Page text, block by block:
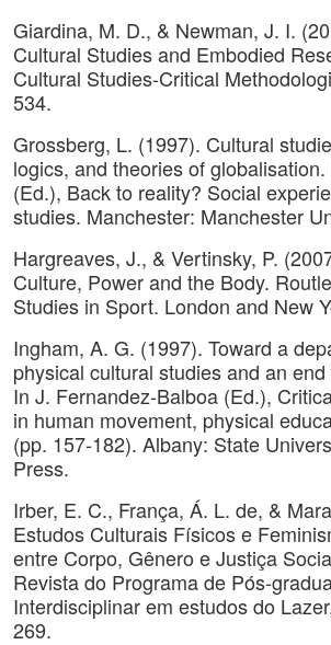
Giardina, M. D., & Newman, J. I.
Cultural Studies and Embodied
Cultural Studies-Critical
534.
Grossberg, L. (1997). Cultural
logics, and theories of
(Ed.), Back to reality? Social
studies. Manchester: Manchester
Hargreaves, J., & Vertinsky, P.
Culture, Power and the Body.
Studies in Sport. London and New
Ingham, A. G. (1997). Toward a
physical cultural studies and an
In J. Fernandez-Balboa (Ed.),
in human movement, physical
(pp. 157-182). Albany: State
Press.
Irber, E. C., França, Á. L. de, &
Estudos Culturais Físicos e
entre Corpo, Gênero e Justiça
Revista do Programa de Pós-
Interdisciplinar em estudos do
269.